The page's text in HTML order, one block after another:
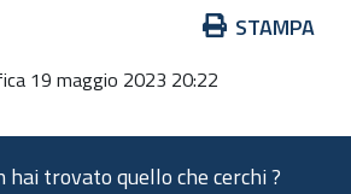
STAMPA
19 maggio 2023 20:22
hai trovato quello che cerchi ?